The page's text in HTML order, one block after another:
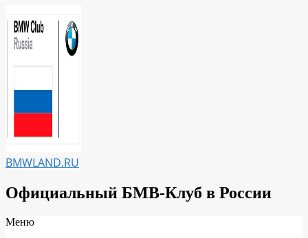
к
содержимому
BMWLAND.RU
Официальный БМВ-Клуб в России
Вторичное
Меню